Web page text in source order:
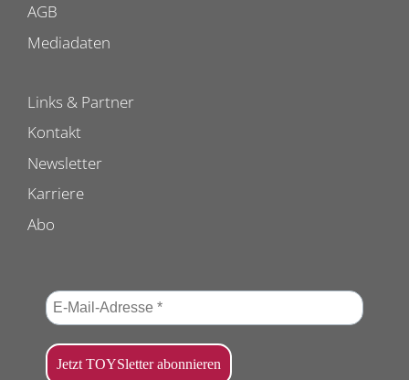
AGB
Mediadaten
Links & Partner
Kontakt
Newsletter
Karriere
Abo